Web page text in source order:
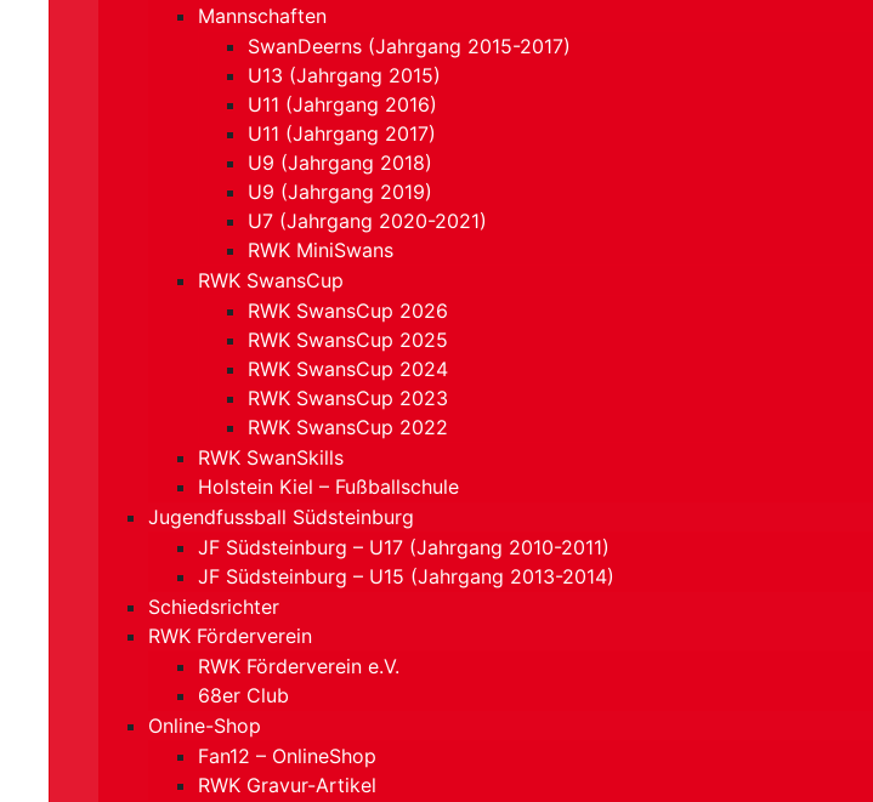
Mannschaften
SwanDeerns (Jahrgang 2015-2017)
U13 (Jahrgang 2015)
U11 (Jahrgang 2016)
U11 (Jahrgang 2017)
U9 (Jahrgang 2018)
U9 (Jahrgang 2019)
U7 (Jahrgang 2020-2021)
RWK MiniSwans
RWK SwansCup
RWK SwansCup 2026
RWK SwansCup 2025
RWK SwansCup 2024
RWK SwansCup 2023
RWK SwansCup 2022
RWK SwanSkills
Holstein Kiel – Fußballschule
Jugendfussball Südsteinburg
JF Südsteinburg – U17 (Jahrgang 2010-2011)
JF Südsteinburg – U15 (Jahrgang 2013-2014)
Schiedsrichter
RWK Förderverein
RWK Förderverein e.V.
68er Club
Online-Shop
Fan12 – OnlineShop
RWK Gravur-Artikel